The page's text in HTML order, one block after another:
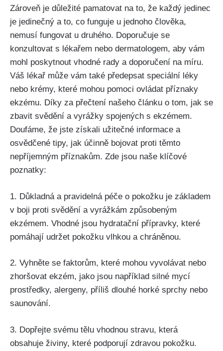
Zároveň je důležité pamatovat ‍na to, že každý jedinec
je jedinečný a to, co funguje u jednoho člověka,
nemusí fungovat u druhého. Doporučuje se
⁣konzultovat s lékařem nebo dermatologem, aby vám
mohl poskytnout‍ vhodné ‌rady a doporučení na míru.
Váš lékař může vám‍ také předepsat speciální léky
nebo krémy, které mohou pomoci ovládat‍ příznaky⁢
ekzému. Díky za přečtení našeho článku o tom, jak se
zbavit svědění a vyrážky ⁢spojených s ekzémem.
Doufáme, že jste získali⁣ užitečné informace a
osvědčené tipy, ​jak účinně bojovat proti těmto
nepříjemným příznakům. Zde jsou naše ‍klíčové‍
poznatky:
1. Důkladná a pravidelná péče o pokožku je základem
v boji proti svědění a vyrážkám způsobeným
ekzémem. Vhodné jsou hydratační přípravky, které
pomáhají udržet pokožku vlhkou a chráněnou.
2. Vyhněte‌ se faktorům, které mohou vyvolávat nebo
zhoršovat ekzém, jako jsou například ⁤silné mycí
prostředky, alergeny, příliš dlouhé horké⁤ sprchy nebo
⁣saunování.
3. Dopřejte svému tělu vhodnou⁣ stravu, která
obsahuje‍ živiny, které podporují zdravou pokožku.